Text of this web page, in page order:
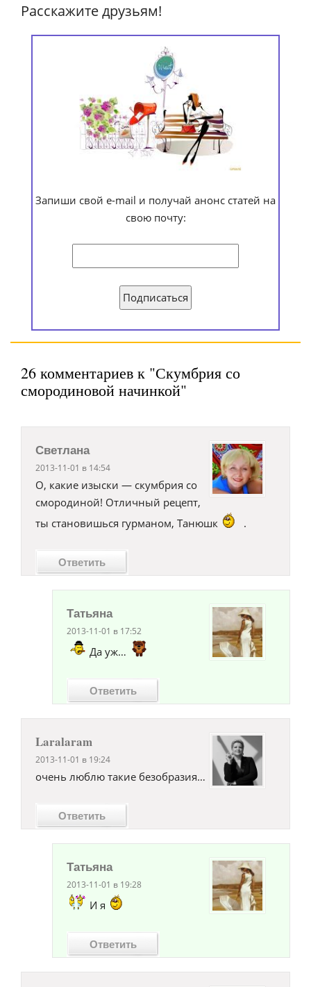
Расскажите друзьям!
Запиши свой e-mail и получай анонс статей на
свою почту:
26 комментариев к "Скумбрия со
смородиновой начинкой"
Светлана
2013-11-01 в 14:54
О, какие изыски — скумбрия со
смородиной! Отличный рецепт,
ты становишься гурманом, Танюшк
.
Ответить
Татьяна
2013-11-01 в 17:52
Да уж…
Ответить
Laralaram
2013-11-01 в 19:24
очень люблю такие безобразия…
Ответить
Татьяна
2013-11-01 в 19:28
И я
Ответить